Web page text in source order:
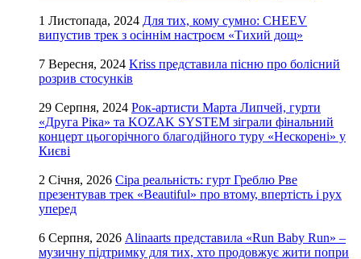
1 Листопада, 2024 Для тих, кому сумно: CHEEV
випустив трек з осіннім настроєм «Тихий дощ»
7 Вересня, 2024 Kriss представила пісню про болісний
розрив стосунків
29 Серпня, 2024 Рок-артисти Марта Липчей, гурти
«Друга Ріка» та KOZAK SYSTEM зіграли фінальний
концерт цьогорічного благодійного туру «Нескорені» у
Києві
2 Січня, 2026 Сіра реальність: гурт Греблю Рве
презентував трек «Beautiful» про втому, впертість і рух
уперед
6 Серпня, 2026 Alinaarts представила «Run Baby Run» –
музичну підтримку для тих, хто продовжує жити попри